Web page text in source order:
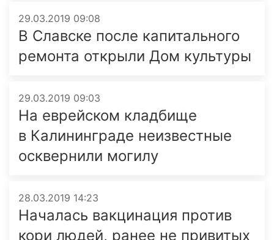
29.03.2019 09:08
В Славске после капитального
ремонта открыли Дом культуры
29.03.2019 09:03
На еврейском кладбище
в Калининграде неизвестные
осквернили могилу
28.03.2019 14:23
Началась вакцинация против
кори людей, ранее не привитых